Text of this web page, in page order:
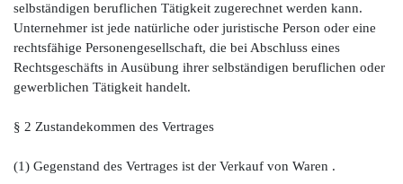
selbständigen beruflichen Tätigkeit zugerechnet werden kann.
Unternehmer ist jede natürliche oder juristische Person oder eine
rechtsfähige Personengesellschaft, die bei Abschluss eines
Rechtsgeschäfts in Ausübung ihrer selbständigen beruflichen oder
gewerblichen Tätigkeit handelt.
§ 2 Zustandekommen des Vertrages
(1) Gegenstand des Vertrages ist der Verkauf von Waren .